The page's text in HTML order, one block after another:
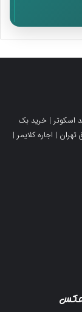
اسکوتر | خرید بک
تهران | اجاره کلایمر |
عکس